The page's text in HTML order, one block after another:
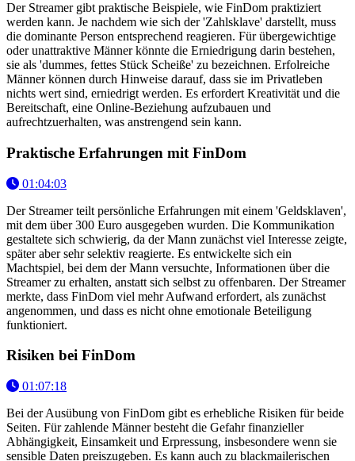
Der Streamer gibt praktische Beispiele, wie FinDom praktiziert
werden kann. Je nachdem wie sich der 'Zahlsklave' darstellt, muss
die dominante Person entsprechend reagieren. Für übergewichtige
oder unattraktive Männer könnte die Erniedrigung darin bestehen,
sie als 'dummes, fettes Stück Scheiße' zu bezeichnen. Erfolreiche
Männer können durch Hinweise darauf, dass sie im Privatleben
nichts wert sind, erniedrigt werden. Es erfordert Kreativität und die
Bereitschaft, eine Online-Beziehung aufzubauen und
aufrechtzuerhalten, was anstrengend sein kann.
Praktische Erfahrungen mit FinDom
01:04:03
Der Streamer teilt persönliche Erfahrungen mit einem 'Geldsklaven',
mit dem über 300 Euro ausgegeben wurden. Die Kommunikation
gestaltete sich schwierig, da der Mann zunächst viel Interesse zeigte,
später aber sehr selektiv reagierte. Es entwickelte sich ein
Machtspiel, bei dem der Mann versuchte, Informationen über die
Streamer zu erhalten, anstatt sich selbst zu offenbaren. Der Streamer
merkte, dass FinDom viel mehr Aufwand erfordert, als zunächst
angenommen, und dass es nicht ohne emotionale Beteiligung
funktioniert.
Risiken bei FinDom
01:07:18
Bei der Ausübung von FinDom gibt es erhebliche Risiken für beide
Seiten. Für zahlende Männer besteht die Gefahr finanzieller
Abhängigkeit, Einsamkeit und Erpressung, insbesondere wenn sie
sensible Daten preiszugeben. Es kann auch zu blackmailerischen